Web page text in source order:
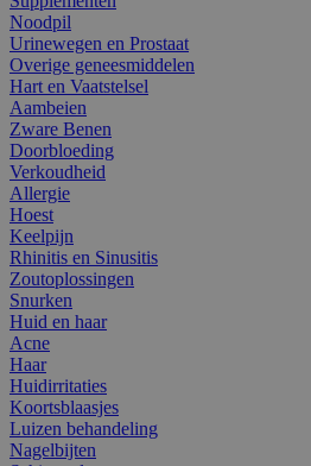
Noodpil
Urinewegen en Prostaat
Overige geneesmiddelen
Hart en Vaatstelsel
Aambeien
Zware Benen
Doorbloeding
Verkoudheid
Allergie
Hoest
Keelpijn
Rhinitis en Sinusitis
Zoutoplossingen
Snurken
Huid en haar
Acne
Haar
Huidirritaties
Koortsblaasjes
Luizen behandeling
Nagelbijten